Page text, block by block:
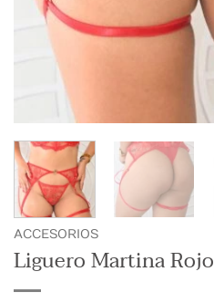
ACCESORIOS
Liguero Martina Rojo